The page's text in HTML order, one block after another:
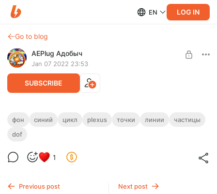
EN LOG IN
Go to blog
AEPlug Адобыч
Jan 07 2022 23:53
SUBSCRIBE
4K 60FPS Анимированный зацикленный
фон из частиц и линий
линий.
фон синий цикл plexus точки линии
частицы
dof
1
Previous post
Next post